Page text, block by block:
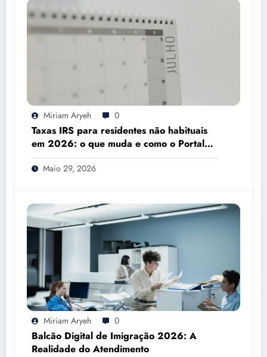
Miriam Aryeh 0
Taxas IRS para residentes não habituais
em 2026: o que muda e como o Portal
das Finanças pode ajudar
Maio 29, 2026
Miriam Aryeh 0
Balcão Digital de Imigração 2026: A
Realidade do Atendimento